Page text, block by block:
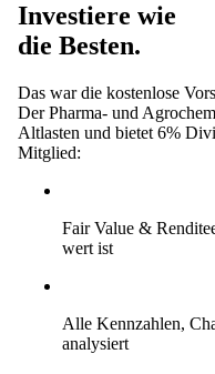
Investiere wie
die Besten.
Das war die kostenlose
Der Pharma- und
Altlasten und bietet 6%
Mitglied:
Fair Value &
wert ist
Alle Kennzahlen,
analysiert